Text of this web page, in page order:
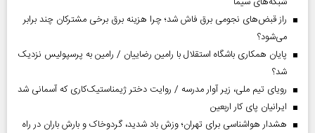
راز قبض‌های نجومی برق فاش شد؛ چرا هزینه برق برخی مشترکان چند برابر
می‌شود؟
پایان همکاری باشگاه استقلال با رامین رضاییان / رامین به پرسپولیس نزدیک
شد؟
رویای تیم ملی، زیر آوار مدرسه / روایت دختر ژیمناستیک‌کاری که آسمانی شد
ایرانیان پای کار اربعین
هشدار هواشناسی برای تهران؛ وزش باد شدید، گردوخاک و بارش باران در راه